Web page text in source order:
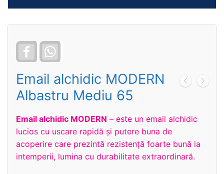
Facebook
Email alchidic MODERN
Albastru Mediu 65
Email alchidic MODERN – este un email alchidic
lucios cu uscare rapidă și putere buna de
acoperire care prezintă rezistență foarte bună la
intemperii, lumina cu durabilitate extraordinară.